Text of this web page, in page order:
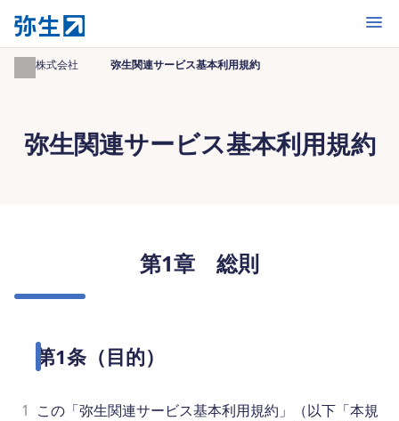
開く
弥生株式会社 弥生関連サービス基本利用規約
弥生関連サービス基本利用規約
第1章 総則
第1条（目的）
1 この「弥生関連サービス基本利用規約」（以下「本規